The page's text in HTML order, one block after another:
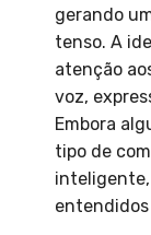
gerando
tenso. A
atenção
voz,
Embora
tipo de
inteligente,